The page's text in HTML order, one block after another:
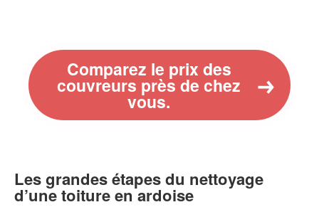
Comparez le prix des
couvreurs près de chez
vous.
Les grandes étapes du nettoyage
d’une toiture en ardoise